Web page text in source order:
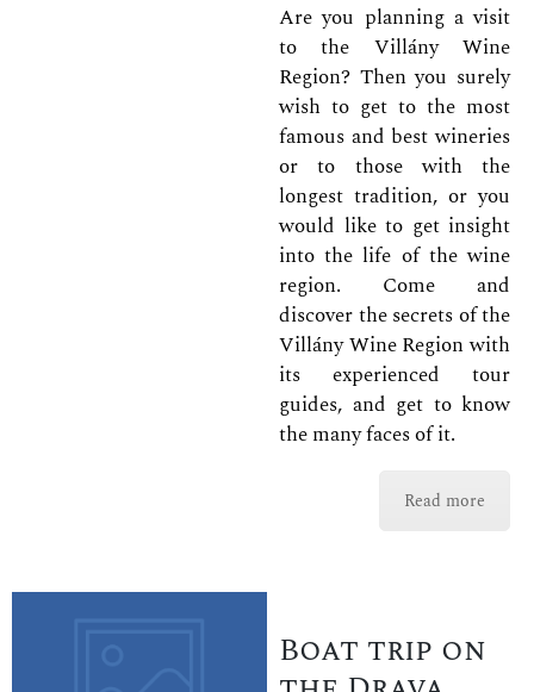
Are you planning a visit
to the Villány Wine
Region? Then you surely
wish to get to the most
famous and best wineries
or to those with the
longest tradition, or you
would like to get insight
into the life of the wine
region. Come and
discover the secrets of the
Villány Wine Region with
its experienced tour
guides, and get to know
the many faces of it.
Read more
Boat trip on